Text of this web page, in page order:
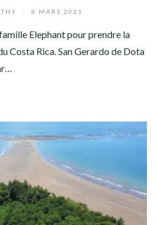
6 MARS 2021
Elephant pour prendre la
Costa Rica. San Gerardo de Dota